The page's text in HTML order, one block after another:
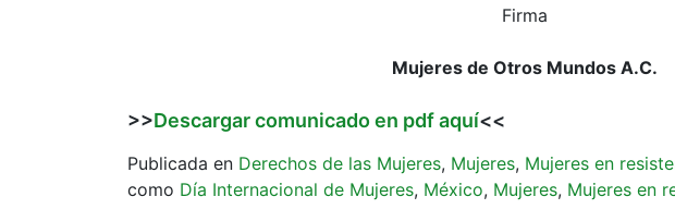
Firma
Mujeres de Otros Mundos A.C.
>>Descargar comunicado en pdf aquí<<
Publicada en Derechos de las Mujeres, Mujeres, Mujeres en
como Día Internacional de Mujeres, México, Mujeres, Mujeres en